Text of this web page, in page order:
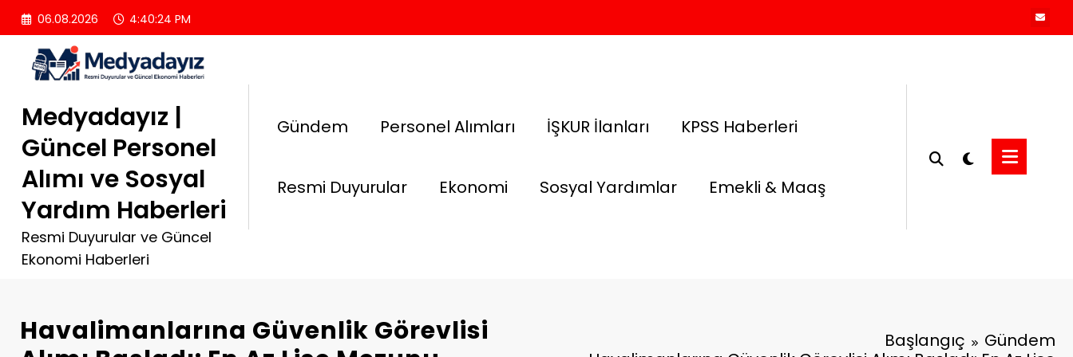
İçeriğe
atla
06.08.2026 4:40:25 PM
Medyadayız |
Güncel Personel
Alımı ve Sosyal
Yardım Haberleri
Resmi Duyurular ve Güncel
Ekonomi Haberleri
Gündem Personel Alımları İŞKUR İlanları KPSS Haberleri
Resmi Duyurular Ekonomi Sosyal Yardımlar Emekli & Maaş
Havalimanlarına Güvenlik Görevlisi
Başlangıç
Gündem